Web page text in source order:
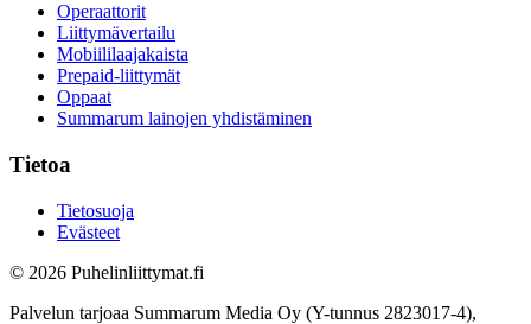
Operaattorit
Liittymävertailu
Mobiililaajakaista
Prepaid-liittymät
Oppaat
Summarum lainojen yhdistäminen
Tietoa
Tietosuoja
Evästeet
© 2026 Puhelinliittymat.fi
Palvelun tarjoaa Summarum Media Oy (Y-tunnus 2823017-4),